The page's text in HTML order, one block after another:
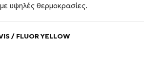
υψηλές θερμοκρασίες.
/ FLUOR YELLOW